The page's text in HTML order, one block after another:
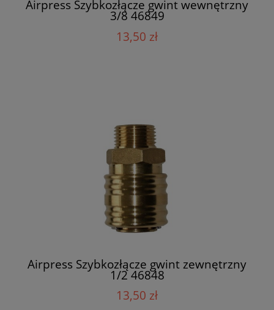
Airpress Szybkozłącze gwint wewnętrzny
3/8 46849
13,50 zł
Airpress Szybkozłącze gwint zewnętrzny
1/2 46848
13,50 zł